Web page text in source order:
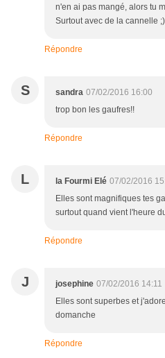
n'en ai pas mangé, alors tu
Surtout avec de la cannelle ;)
Répondre
S sandra 07/02/2016 16:00
trop bon les gaufres!!
Répondre
L la Fourmi Elé 07/02/2016
Elles sont magnifiques tes
surtout quand vient l'heure
Répondre
J josephine 07/02/2016 14:11
Elles sont superbes et
domanche
Répondre